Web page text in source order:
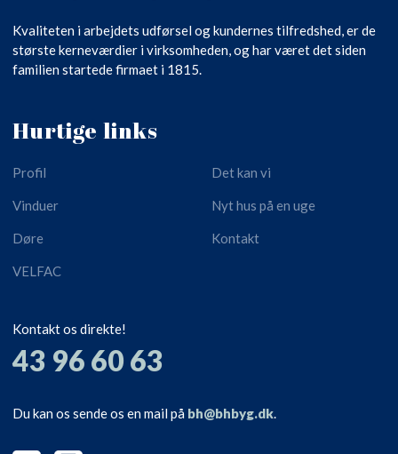
Kvaliteten i arbejdets udførsel og kundernes tilfredshed, er de
største kerneværdier i virksomheden, og har været det siden
familien startede firmaet i 1815.
Hurtige links
Profil
Vinduer
Døre
VELFAC
Det kan vi
Nyt hus på en uge
Kontakt
Kontakt os direkte!
​43 96 60 63
Du kan os sende os en mail på bh@bhbyg.dk.